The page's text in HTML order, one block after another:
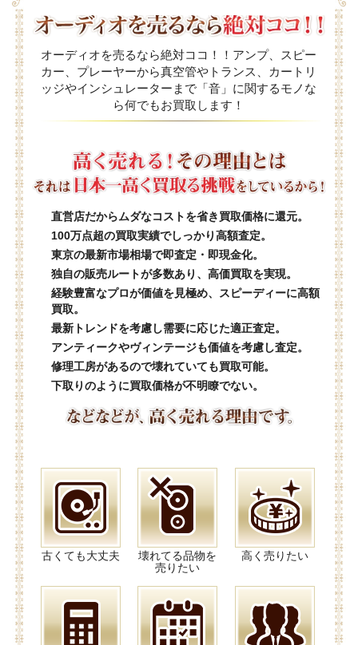
オーディオを売るなら絶対ココ！！アンプ、スピー
カー、プレーヤーから真空管やトランス、カートリ
ッジやインシュレーターまで「音」に関するモノな
ら何でもお買取します！
直営店だからムダなコストを省き買取価格に還元。
100万点超の買取実績でしっかり高額査定。
東京の最新市場相場で即査定・即現金化。
独自の販売ルートが多数あり、高価買取を実現。
経験豊富なプロが価値を見極め、スピーディーに高額
買取。
最新トレンドを考慮し需要に応じた適正査定。
アンティークやヴィンテージも価値を考慮し査定。
修理工房があるので壊れていても買取可能。
下取りのように買取価格が不明瞭でない。
古くても大丈夫
壊れてる品物を
売りたい
高く売りたい